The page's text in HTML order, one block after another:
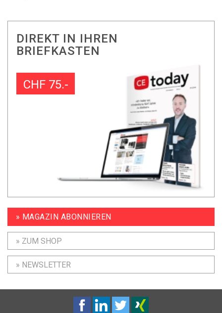
DIREKT IN IHREN
BRIEFKASTEN
CHF 75.-
» MAGAZIN ABONNIEREN
» ZUM SHOP
» NEWSLETTER